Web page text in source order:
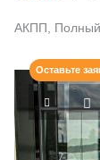
АКПП, Полный
Оставьте